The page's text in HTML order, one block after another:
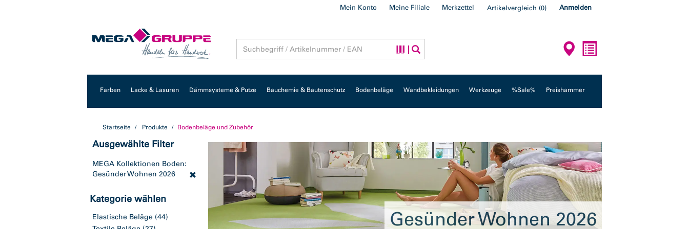
Mein Konto Meine Filiale Merkzettel Artikelvergleich (0) Anmelden
Farben Lacke & Lasuren Dämmsysteme & Putze Bauchemie & Bautenschutz Bodenbeläge Wandbekleidungen Werkzeuge %Sale% Preishammer
Startseite Produkte Bodenbeläge und Zubehör
Ausgewählte Filter
MEGA Kollektionen Boden:
Gesünder Wohnen 2026
Kategorie wählen
Elastische Beläge (44)
Gesünder Wohnen 2026